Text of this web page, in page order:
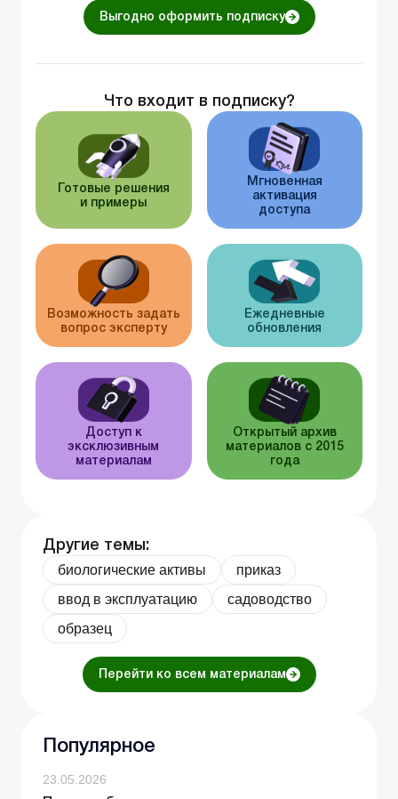
Выгодно оформить подписку
Что входит в подписку?
Готовые решения
и примеры
Мгновенная
активация
доступа
Возможность задать
вопрос эксперту
Ежедневные
обновления
Доступ к
эксклюзивным
материалам
Открытый архив
материалов с 2015
года
Другие темы:
биологические активы
приказ
ввод в эксплуатацию
садоводство
образец
Перейти ко всем материалам
Популярное
23.05.2026